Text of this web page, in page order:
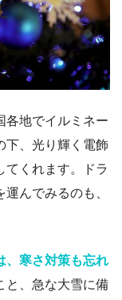
各地でイルミネー
下、光り輝く電飾
てくれます。ドラ
んでみるのも、
、寒さ対策も忘れ
と、急な大雪に備